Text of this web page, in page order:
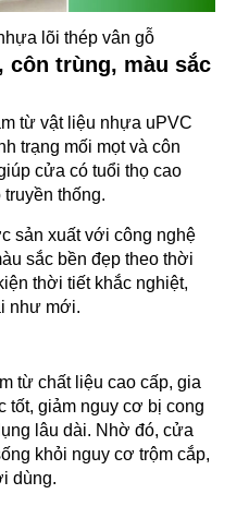
lõi thép vân gỗ
côn trùng, màu sắc
từ vật liệu nhựa uPVC
trạng mối mọt và côn
cửa có tuổi thọ cao
thống.
sản xuất với công nghệ
sắc bền đẹp theo thời
thời tiết khắc nghiệt,
như mới.
từ chất liệu cao cấp, gia
tốt, giảm nguy cơ bị cong
lâu dài. Nhờ đó, cửa
khỏi nguy cơ trộm cắp,
dùng.